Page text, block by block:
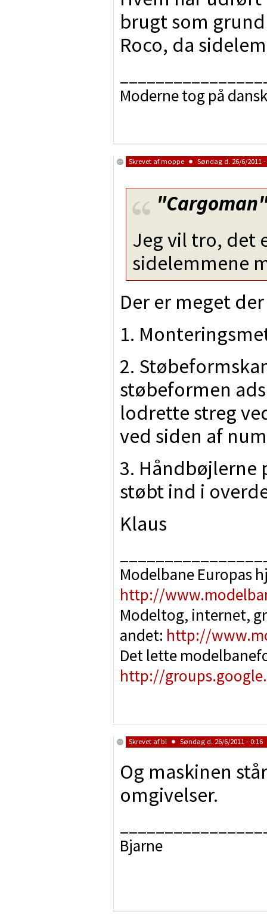
brugt som
Roco, da
Moderne tog på
Skrevet afmoppe Søndag d. 26/6/2011 -
Jeg vil tro, det
sidelemmene
Der er meget
1.
2.
støbeformen
lodrette streg
ved siden af
3. Håndbøjlerne
støbt ind i
Klaus
Modelbane Europas
http://
Modeltog, internet,
andet: http://
Det lette
http://
Skrevet afbl Søndag d. 26/6/2011 - 0:16
Og maskinen
omgivelser.
Bjarne